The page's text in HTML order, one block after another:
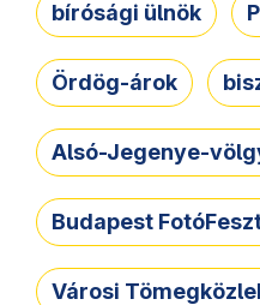
bírósági ülnök
Ördög-árok
Alsó-Jegenye-
Budapest
Városi